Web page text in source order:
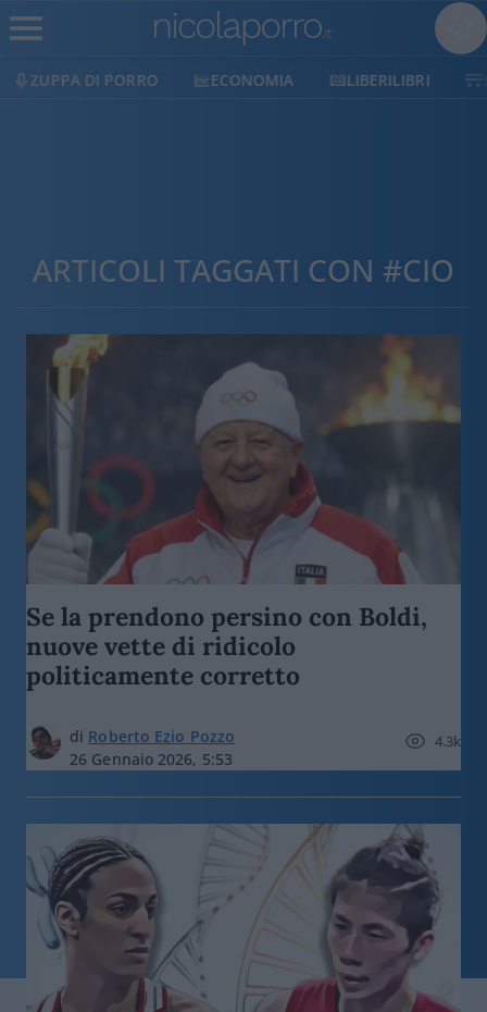
ZUPPA DI PORRO ECONOMIA LIBERILIBRI
ARTICOLI TAGGATI CON #CIO
Se la prendono persino con Boldi,
nuove vette di ridicolo
politicamente corretto
di Roberto Ezio Pozzo
26 Gennaio 2026, 5:53
4.3k